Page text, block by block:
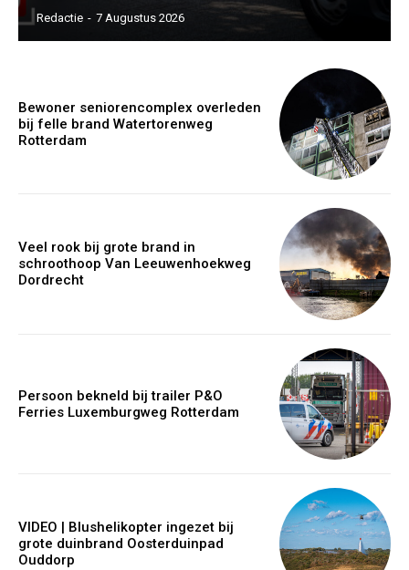
Redactie - 7 Augustus 2026
Bewoner seniorencomplex overleden
bij felle brand Watertorenweg
Rotterdam
Veel rook bij grote brand in
schroothoop Van Leeuwenhoekweg
Dordrecht
Persoon bekneld bij trailer P&O
Ferries Luxemburgweg Rotterdam
VIDEO | Blushelikopter ingezet bij
grote duinbrand Oosterduinpad
Ouddorp